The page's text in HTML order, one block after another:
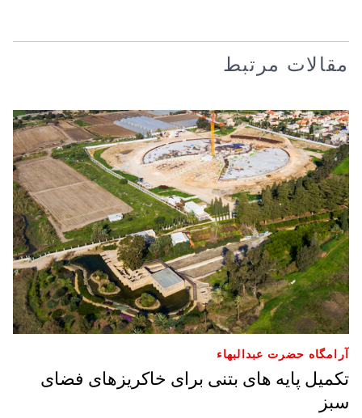
مقالات مرتبط
آرامگاه حضرت عبدالبهاء
تکمیل پایه های بتنی برای خاکریزهای فضای
سبز